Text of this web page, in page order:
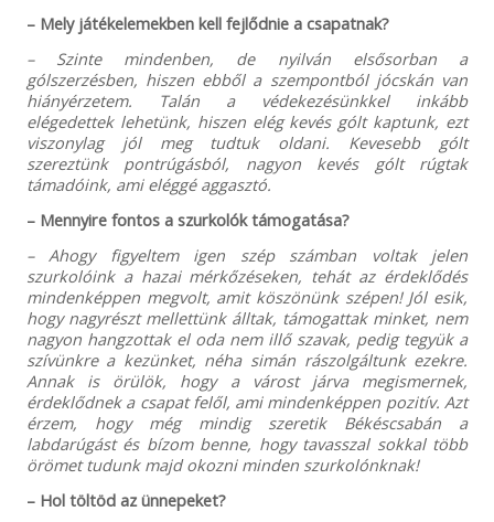
– Mely játékelemekben kell fejlődnie a csapatnak?
– Szinte mindenben, de nyilván elsősorban a
gólszerzésben, hiszen ebből a szempontból jócskán van
hiányérzetem. Talán a védekezésünkkel inkább
elégedettek lehetünk, hiszen elég kevés gólt kaptunk, ezt
viszonylag jól meg tudtuk oldani. Kevesebb gólt
szereztünk pontrúgásból, nagyon kevés gólt rúgtak
támadóink, ami eléggé aggasztó.
– Mennyire fontos a szurkolók támogatása?
– Ahogy figyeltem igen szép számban voltak jelen
szurkolóink a hazai mérkőzéseken, tehát az érdeklődés
mindenképpen megvolt, amit köszönünk szépen! Jól esik,
hogy nagyrészt mellettünk álltak, támogattak minket, nem
nagyon hangzottak el oda nem illő szavak, pedig tegyük a
szívünkre a kezünket, néha simán rászolgáltunk ezekre.
Annak is örülök, hogy a várost járva megismernek,
érdeklődnek a csapat felől, ami mindenképpen pozitív. Azt
érzem, hogy még mindig szeretik Békéscsabán a
labdarúgást és bízom benne, hogy tavasszal sokkal több
örömet tudunk majd okozni minden szurkolónknak!
– Hol töltöd az ünnepeket?